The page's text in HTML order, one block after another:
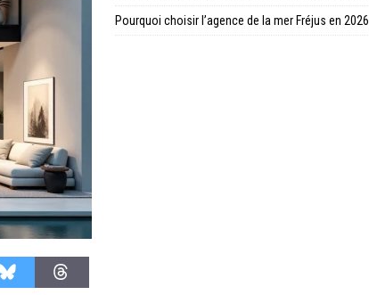
Pourquoi choisir l’agence de la mer Fréjus en 2026